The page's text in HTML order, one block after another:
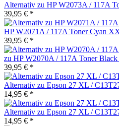
Alternativ zu HP W2073A / 117A
39,95 € *
HP W2071A / 117A Toner Cyan
39,95 € *
zu HP W2070A / 117A Toner
39,95 € *
Alternativ zu Epson 27 XL /
14,95 € *
Alternativ zu Epson 27 XL /
14,95 € *